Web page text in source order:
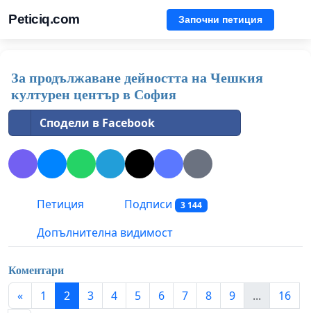
Peticiq.com Започни петиция
За продължаване дейността на Чешкия
културен център в София
Сподели в Facebook
Петиция Подписи 3 144
Допълнителна видимост
Коментари
« 1 2 3 4 5 6 7 8 9 ...
16